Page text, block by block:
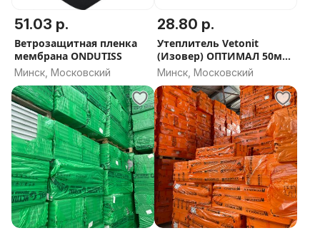
Звоните прямо сейчас — подберём идеальный
утеплитель именно под ваш объект и рассчитаем
точное количество со скидкой!
51.03 р.
Ветрозащитная пленка
мембрана ONDUTISS
Минск, Московский
28.80 р.
Утеплитель Vetonit
(Изовер) ОПТИМАЛ 50мм
и 100мм (35 плотность) -
СКИДКА ОТ ОБЬЕМА
Минск, Московский